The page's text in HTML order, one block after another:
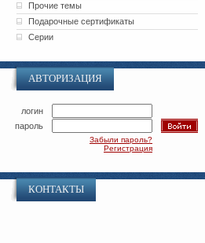
Прочие темы
Подарочные сертификаты
Серии
АВТОРИЗАЦИЯ
логин
пароль
Забыли пароль?
Регистрация
КОНТАКТЫ